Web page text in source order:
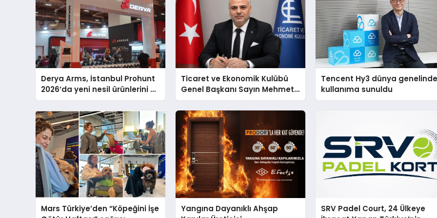
Derya Arms, İstanbul Prohunt
2026’da yeni nesil ürünlerini ve
global marka vizyonunu
sergiledi
Ticaret ve Ekonomik Kulübü
Genel Başkanı Sayın Mehmet
Ulutaş, ekonomiye dair yaptığı
açıklamada şunları kaydetti:
Tencent Hy3 dünya
kullanıma sunuldu
Mars Türkiye’den “Köpeğini İşe
Yangına Dayanıklı Ahşap
SRV Padel Court, 24 Ülkeye